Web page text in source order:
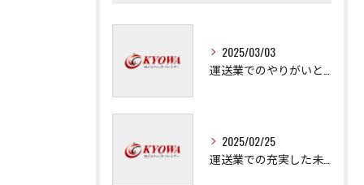
2025/03/03
2025/02/25